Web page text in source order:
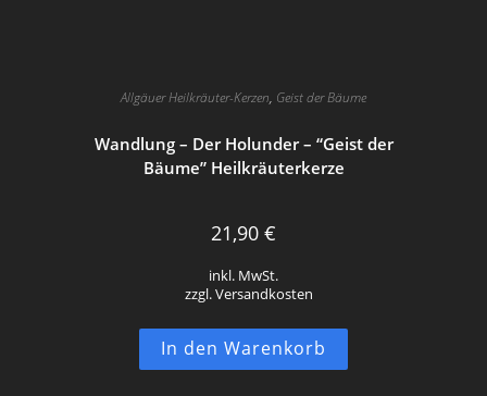
Allgäuer Heilkräuter-Kerzen, Geist der Bäume
Wandlung – Der Holunder – “Geist der
Bäume” Heilkräuterkerze
21,90 €
inkl. MwSt.
zzgl. Versandkosten
In den Warenkorb